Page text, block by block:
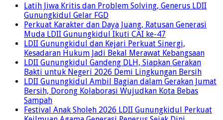
Latih Jiwa Kritis dan Problem Solving, Generus LDII
Gunungkidul Gelar FGD
Perkuat Karakter dan Daya Juang, Ratusan Generasi
Muda LDII Gunungkidul Ikuti CAI ke-47
LDII Gunungkidul dan Kejari Perkuat Sinergi,
Kesadaran Hukum Jadi Bekal Merawat Kebangsaan
LDII Gunungkidul Gandeng DLH, Siapkan Gerakan
Bakti untuk Negeri 2026 Demi Lingkungan Bersih
LDII Gunungkidul Ambil Bagian dalam Gerakan Jumat
Bersih, Dorong Kolaborasi Wujudkan Kota Bebas
Sampah
Festival Anak Sholeh 2026 LDII Gunungkidul Perkuat